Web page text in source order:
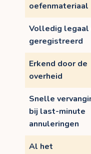
oefenmateriaal
Volledig legaal
geregistreerd
Erkend door de
overheid
Snelle
bij last-minute
annuleringen
Al het